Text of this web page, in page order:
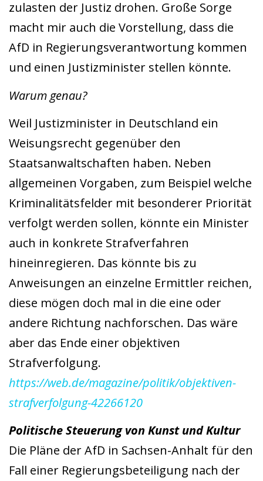
zulasten der Justiz drohen. Große Sorge
macht mir auch die Vorstellung, dass die
AfD in Regierungsverantwortung kommen
und einen Justizminister stellen könnte.
Warum genau?
Weil Justizminister in Deutschland ein
Weisungsrecht gegenüber den
Staatsanwaltschaften haben. Neben
allgemeinen Vorgaben, zum Beispiel welche
Kriminalitätsfelder mit besonderer Priorität
verfolgt werden sollen, könnte ein Minister
auch in konkrete Strafverfahren
hineinregieren. Das könnte bis zu
Anweisungen an einzelne Ermittler reichen,
diese mögen doch mal in die eine oder
andere Richtung nachforschen. Das wäre
aber das Ende einer objektiven
Strafverfolgung.
https://web.de/magazine/politik/objektiven-
strafverfolgung-42266120
Politische Steuerung von Kunst und Kultur
Die Pläne der AfD in Sachsen-Anhalt für den
Fall einer Regierungsbeteiligung nach der